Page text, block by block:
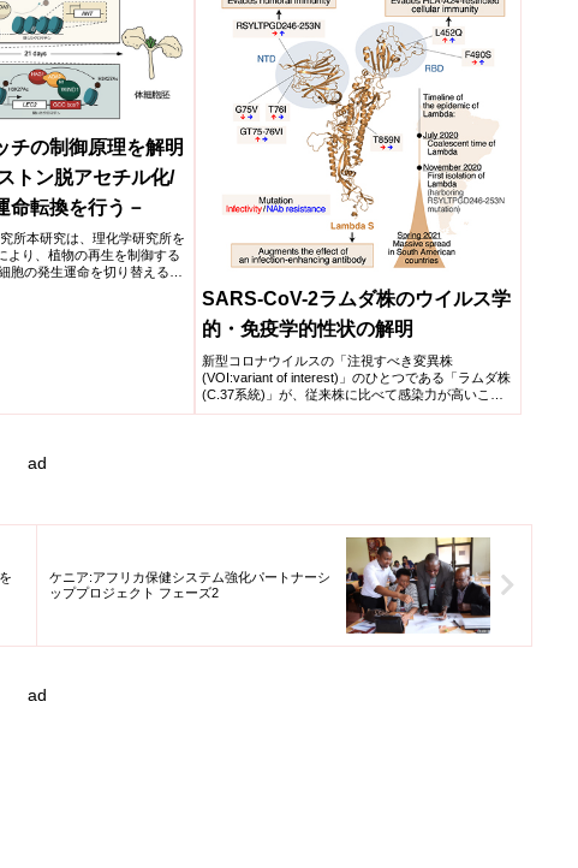
チの制御原理を解明
トン脱アセチル化/
命転換を行う－
所本研究は、理化学研究所を
より、植物の再生を制御する
胞の発生運命を切り替える分
SARS-CoV-2ラムダ株のウイルス学
的・免疫学的性状の解明
新型コロナウイルスの「注視すべき変異株
(VOI:variant of interest)」のひとつである「ラムダ株
(C.37系統)」が、従来株に比べて感染力が高いこ
と、そしてその高い感染力は、ラムダ株のスパイク
ad
ケニア:アフリカ保健システム強化パートナーシ
ッププロジェクト フェーズ2
ad